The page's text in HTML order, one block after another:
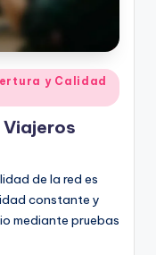
y Calidad
de la red es
constante y
mediante pruebas